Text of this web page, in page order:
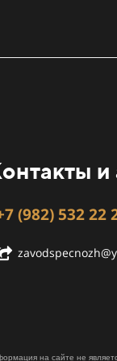
и
(982) 532 22
на сайте не